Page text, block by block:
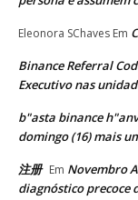
Eleonora SChaves Em
Binance Referral
Executivo nas
b"asta binance
domingo (16) mais
注册 Em Novembro
diagnóstico precoce